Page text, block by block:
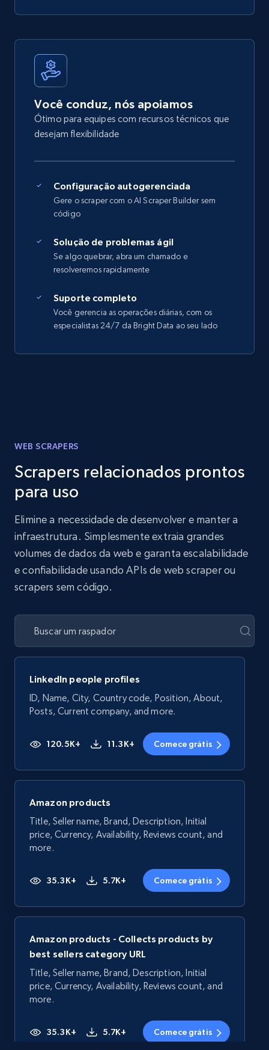
Você conduz, nós apoiamos
Ótimo para equipes com recursos técnicos que
desejam flexibilidade
Configuração autogerenciada
Gere o scraper com o AI Scraper Builder sem
código
Solução de problemas ágil
Se algo quebrar, abra um chamado e
resolveremos rapidamente
Suporte completo
Você gerencia as operações diárias, com os
especialistas 24/7 da Bright Data ao seu lado
WEB SCRAPERS
Scrapers relacionados prontos
para uso
Elimine a necessidade de desenvolver e manter a
infraestrutura. Simplesmente extraia grandes
volumes de dados da web e garanta escalabilidade
e confiabilidade usando APIs de web scraper ou
scrapers sem código.
LinkedIn people profiles
ID, Name, City, Country code, Position, About,
Posts, Current company, and more.
120.5K+ 11.3K+ Comece grátis
Amazon products
Title, Seller name, Brand, Description, Initial
price, Currency, Availability, Reviews count, and
more.
35.3K+ 5.7K+ Comece grátis
Amazon products - Collects products by
best sellers category URL
Title, Seller name, Brand, Description, Initial
price, Currency, Availability, Reviews count, and
more.
35.3K+ 5.7K+ Comece grátis